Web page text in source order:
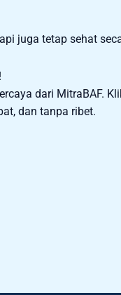
juga tetap sehat
dari MitraBAF.
dan tanpa ribet.